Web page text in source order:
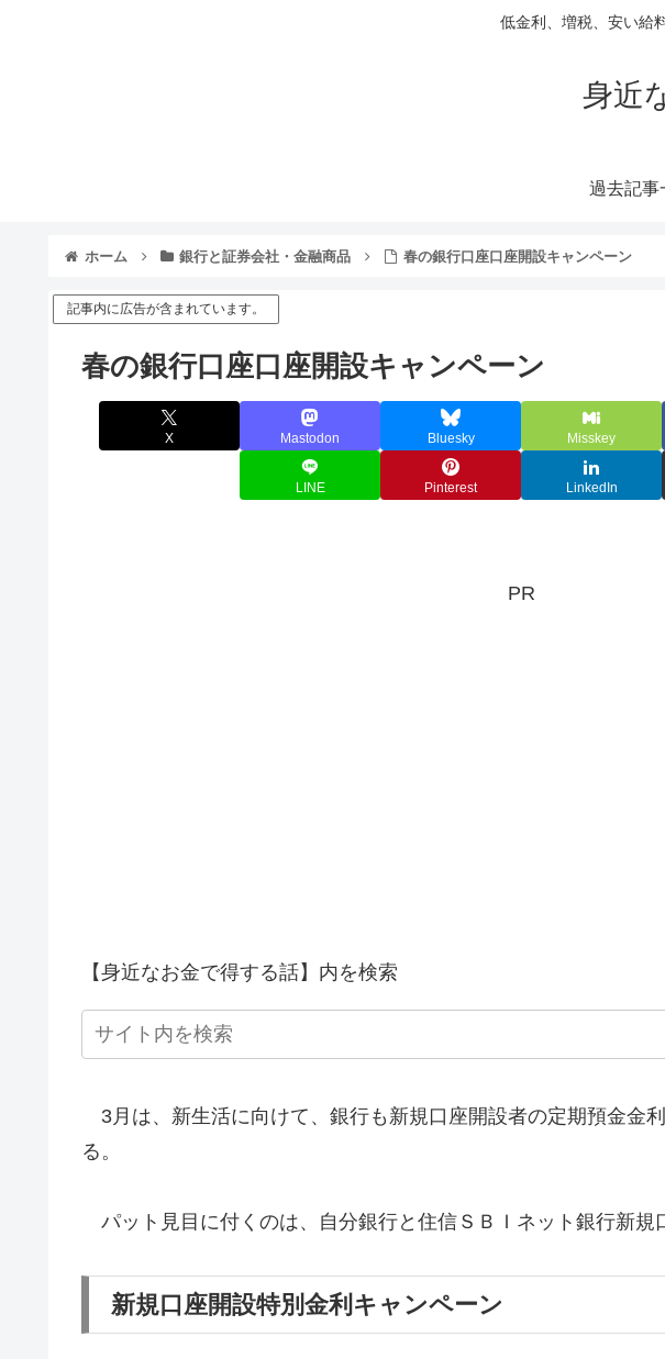
低金利、増税、安い給
身近
過去記事
ホーム 銀行と証券会社・金融商品 春の銀行口座口座開設キャンペーン
記事内に広告が含まれています。
春の銀行口座口座開設キャンペーン
X Mastodon Bluesky Misskey
LINE Pinterest LinkedIn
PR
【身近なお金で得する話】内を検索
3月は、新生活に向けて、銀行も新規口座開設者の定期預金金
る。
パット見目に付くのは、自分銀行と住信ＳＢＩネット銀行新規
新規口座開設特別金利キャンペーン